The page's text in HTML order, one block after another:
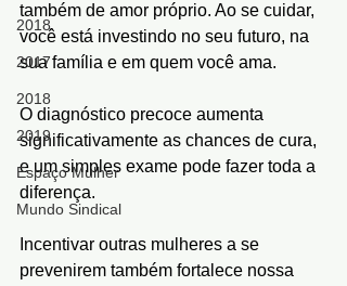
2018
2017
2018
2019
Espaço Mulher
Mundo Sindical
também de amor próprio. Ao se cuidar,
você está investindo no seu futuro, na
sua família e em quem você ama.
O diagnóstico precoce aumenta
significativamente as chances de cura,
e um simples exame pode fazer toda a
diferença.
Incentivar outras mulheres a se
prevenirem também fortalece nossa